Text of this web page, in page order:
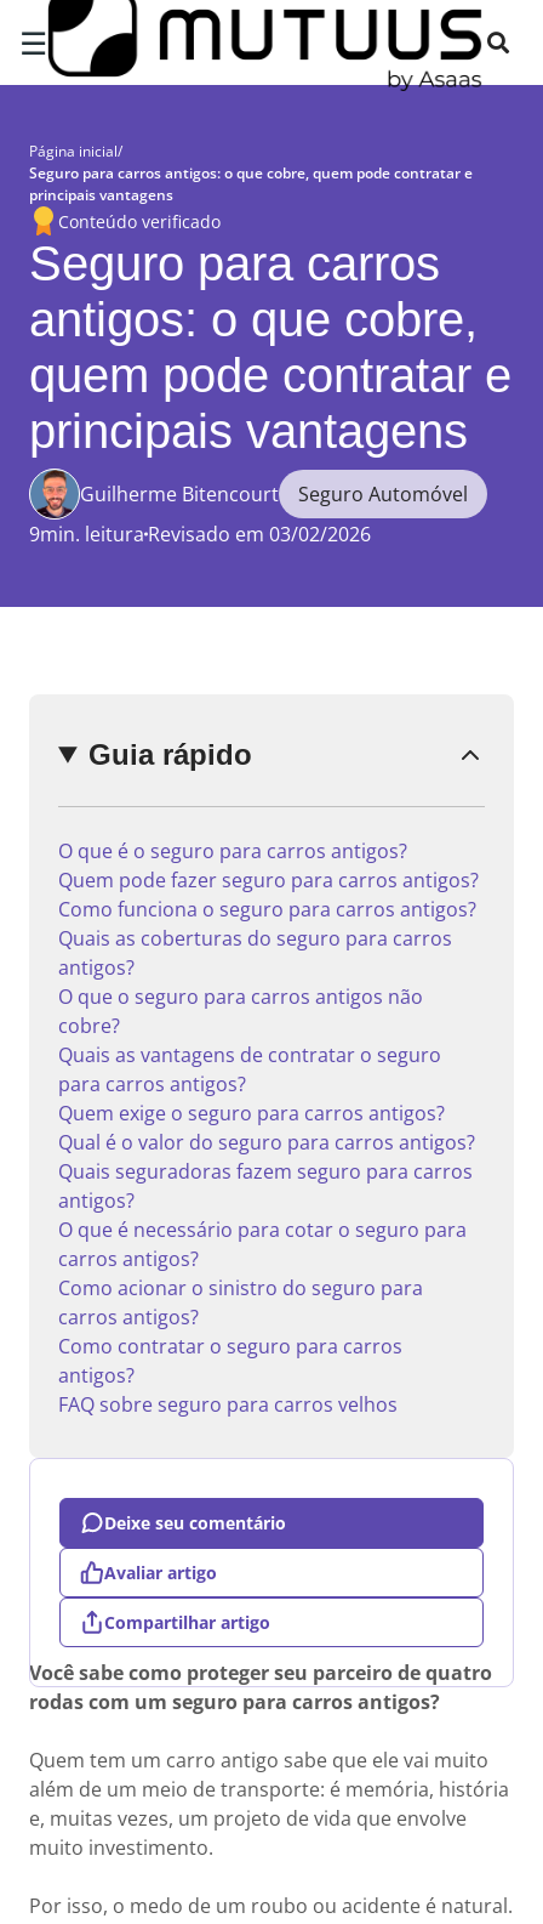
☰
Página inicial/
Seguro para carros antigos: o que cobre, quem pode contratar e
principais vantagens
Conteúdo verificado
Seguro para carros
antigos: o que cobre,
quem pode contratar e
principais vantagens
Guilherme Bitencourt
Seguro Automóvel
9min. leitura Revisado em 03/02/2026
Você sabe como proteger seu parceiro de quatro
rodas com um seguro para carros antigos?
Quem tem um carro antigo sabe que ele vai muito
além de um meio de transporte: é memória, história
e, muitas vezes, um projeto de vida que envolve
muito investimento.
Por isso, o medo de um roubo ou acidente é natural.
Guia rápido
O que é o seguro para carros antigos?
Quem pode fazer seguro para carros antigos?
Como funciona o seguro para carros antigos?
Quais as coberturas do seguro para carros
antigos?
O que o seguro para carros antigos não
cobre?
Quais as vantagens de contratar o seguro
para carros antigos?
Quem exige o seguro para carros antigos?
Qual é o valor do seguro para carros antigos?
Quais seguradoras fazem seguro para carros
antigos?
O que é necessário para cotar o seguro para
carros antigos?
Como acionar o sinistro do seguro para
carros antigos?
Como contratar o seguro para carros
antigos?
FAQ sobre seguro para carros velhos
Deixe seu comentário
Avaliar artigo
Compartilhar artigo